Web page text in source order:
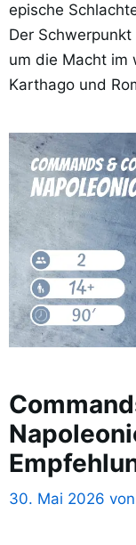
epische
Der
um die Macht im
Karthago und
30. Mai 2026 von